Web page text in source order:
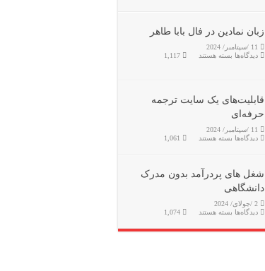
کسب
درآمد
بیشتر
زبان نمادین در فال بابا طاهر
11 /سپتامبر/ 2024
دیدگاه‌ها برای
بابا
طاهر
بسته هستند 1,117
قابلیت‌های یک سایت ترجمه
حرفه‌ای
11 /سپتامبر/ 2024
دیدگاه‌ها برای
ترجمه
حرفه‌ای
بسته هستند 1,061
شغل های پردرآمد بدون مدرک
دانشگاهی
2 /جولای/ 2024
دیدگاه‌ها برای
های
بسته هستند 1,074